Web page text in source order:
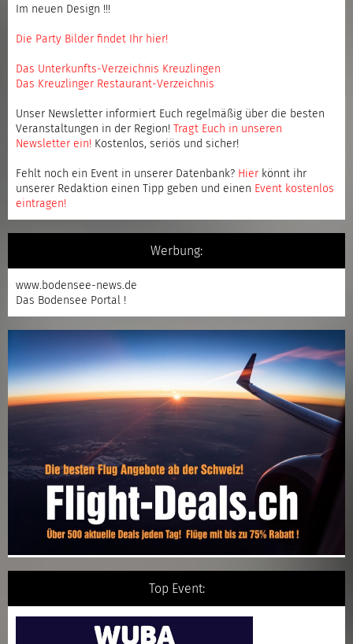
Im neuen Design !!!
Die Party Bilder findet Ihr hier!
Das Unterkunfts-Verzeichnis Kreuzlingen
Das Kreuzlinger Restaurant-Verzeichnis
Unser Newsletter informiert Euch regelmäßig über die besten
Veranstaltungen in der Region!
Tragt Euch in unseren
Newsletter ein! Kostenlos, seriös und sicher!
Fehlt noch ein Event in unserer Datenbank? Hier könnt ihr
unserer Redaktion einen Tipp geben und einen Event kostenlos
eintragen!
Werbung:
www.bodensee-news.de
Das Bodensee Portal !
Top Event: